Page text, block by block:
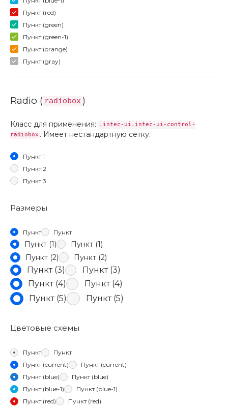
Пункт (red)
Пункт (green)
Пункт (green-1)
Пункт (orange)
Пункт (gray)
Radio ( radiobox)
Класс для применения:
.intec-ui.intec-ui-control-
radiobox . Имеет нестандартную сетку.
Пункт 1
Пункт 2
Пункт 3
Размеры
Пункт Пункт
Пункт (1)
Пункт (1)
Пункт (2)
Пункт (2)
Пункт (3)
Пункт (3)
Пункт (4)
Пункт (4)
Пункт (5)
Пункт (5)
Цветовые схемы
Пункт
Пункт
Пункт (current)
Пункт (current)
Пункт (blue)
Пункт (blue)
Пункт (blue-1)
Пункт (blue-1)
Пункт (red)
Пункт (red)